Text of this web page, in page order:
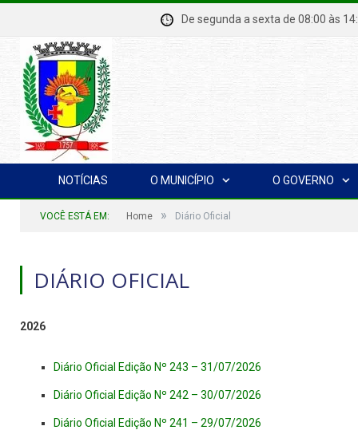
De segunda a sexta de 08:00
NOTÍCIAS O MUNICÍPIO O GOVERNO
VOCÊ ESTÁ EM: Home » Diário Oficial
DIÁRIO OFICIAL
2026
Diário Oficial Edição Nº 243 – 31/07/2026
Diário Oficial Edição Nº 242 – 30/07/2026
Diário Oficial Edição Nº 241 – 29/07/2026